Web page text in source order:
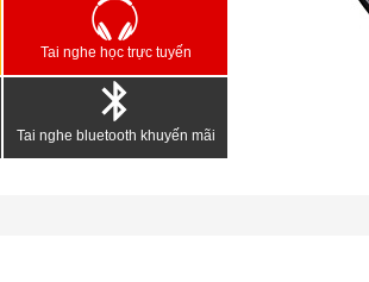
Tai nghe học trực tuyến
Tai nghe bluetooth khuyến mãi